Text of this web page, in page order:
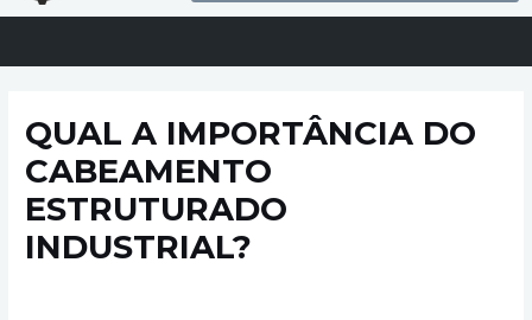
QUAL A IMPORTÂNCIA DO
CABEAMENTO
ESTRUTURADO
INDUSTRIAL?